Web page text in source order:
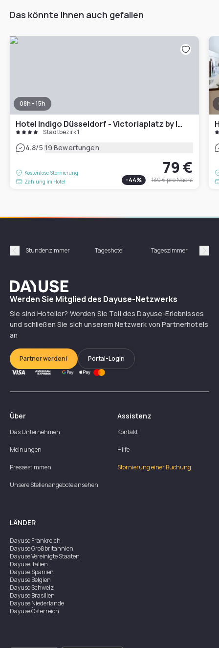
Das könnte Ihnen auch gefallen
08h - 15h
Hotel Indigo Düsseldorf - Victoriaplatz by IHG
Stadtbezirk 1
4.8/5|19 Bewertungen
Kostenlose Stornierung
Zahlung im Hotel
79 €
-44% 139 €pro Nacht
Précédent
Stundenzimmer Tageshotel Tageszimmer
Dayuse
Werden Sie Mitglied des Dayuse-Netzwerks
Sie sind Hotelier? Werden Sie Teil des Dayuse-Erlebnisses
und schließen Sie sich unserem Netzwerk von Partnerhotels
an
Partner werden! Portal-Login
Über
Das Unternehmen
Meinungen
Pressestimmen
Unsere Stellenangebote ansehen
Assistenz
Kontakt
Hilfe
Stornierung einer Buchung
LÄNDER
DayuseFrankreich
DayuseGroßbritannien
DayuseVereinigte Staaten
DayuseItalien
DayuseSpanien
DayuseBelgien
DayuseSchweiz
DayuseBrasilien
DayuseNiederlande
DayuseÖsterreich